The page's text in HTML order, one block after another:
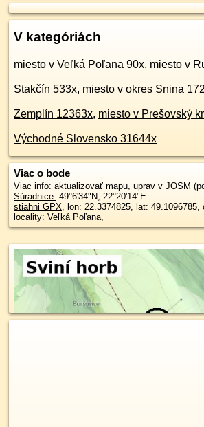
V kategóriách
miesto v Veľká Poľana 90x, miesto v
Stakčín 533x, miesto v okres Snina
Zemplín 12363x, miesto v Prešovský
Východné Slovensko 31644x
Viac o bode
Viac info: aktualizovať mapu, uprav v JOSM
Súradnice: 49°6'34"N, 22°20'14"E
stiahni GPX, lon: 22.3374825, lat:
locality: Veľká Poľana,